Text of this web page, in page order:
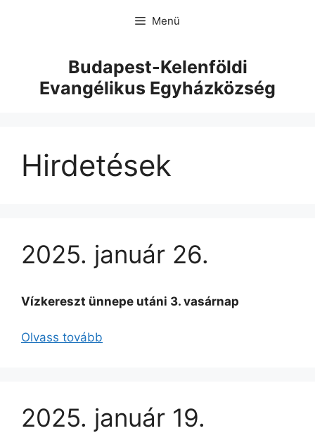
Menü
Budapest-Kelenföldi
Evangélikus Egyházközség
Hirdetések
2025. január 26.
Vízkereszt ünnepe utáni 3. vasárnap
Olvass tovább
2025. január 19.